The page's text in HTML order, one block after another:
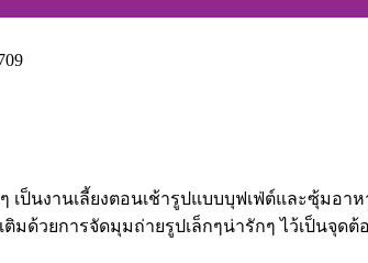
ป็นงานเลี้ยงตอนเช้ารูปแบบบุฟเฟ่ต์และซุ้มอา
มด้วยการจัดมุมถ่ายรูปเล็กๆน่ารักๆ ไว้เป็นจุด